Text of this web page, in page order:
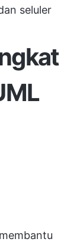
seluler